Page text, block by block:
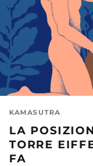
KAMASUTRA
LA
TORRE
FA